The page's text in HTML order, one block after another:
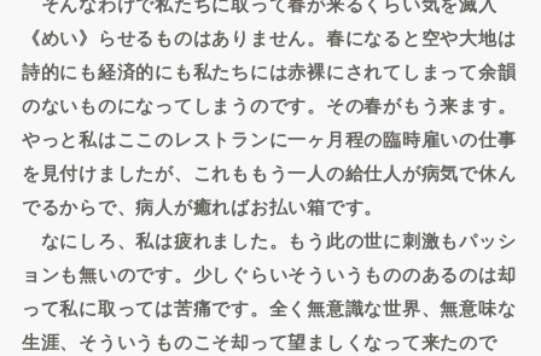
《めい》らせるものはありません。春になると空や大地は
詩的にも経済的にも私たちには赤裸にされてしまって余韻
のないものになってしまうのです。その春がもう来ます。
やっと私はここのレストランに一ヶ月程の臨時雇いの仕事
を見付けましたが、これももう一人の給仕人が病気で休ん
でるからで、病人が癒ればお払い箱です。
なにしろ、私は疲れました。もう此の世に刺激もパッシ
ョンも無いのです。少しぐらいそういうもののあるのは却
って私に取っては苦痛です。全く無意識な世界、無意味な
生涯、そういうものこそ却って望ましくなって来たので